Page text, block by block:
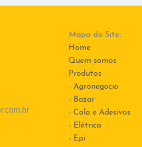
Mapa do Site:
Home
Quem somos
Produtos
- Agronegocio
- Bazar
- Cola e Adesivos
- Elétrica
- Epi